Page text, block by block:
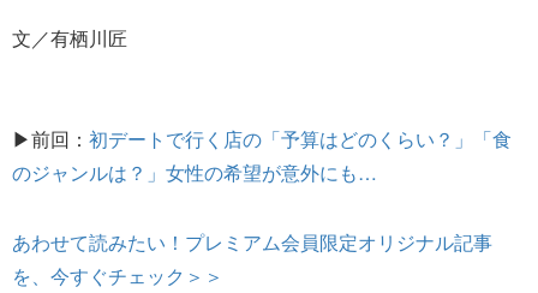
文／有栖川匠
▶前回： 初デートで行く店の「予算はどのくらい？」「食
のジャンルは？」女性の希望が意外にも…
あわせて読みたい！プレミアム会員限定オリジナル記事
を、今すぐチェック＞＞